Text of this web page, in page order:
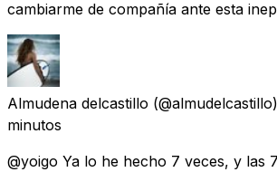
cambiarme de compañía ante esta
Almudena delcastillo
minutos
@yoigo Ya lo he hecho 7 veces, y las